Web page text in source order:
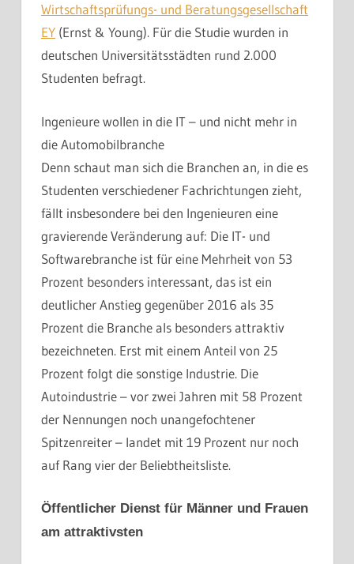
Wirtschaftsprüfungs- und Beratungsgesellschaft
EY (Ernst & Young). Für die Studie wurden in
deutschen Universitätsstädten rund 2.000
Studenten befragt.
Ingenieure wollen in die IT – und nicht mehr in
die Automobilbranche
Denn schaut man sich die Branchen an, in die es
Studenten verschiedener Fachrichtungen zieht,
fällt insbesondere bei den Ingenieuren eine
gravierende Veränderung auf: Die IT- und
Softwarebranche ist für eine Mehrheit von 53
Prozent besonders interessant, das ist ein
deutlicher Anstieg gegenüber 2016 als 35
Prozent die Branche als besonders attraktiv
bezeichneten. Erst mit einem Anteil von 25
Prozent folgt die sonstige Industrie. Die
Autoindustrie – vor zwei Jahren mit 58 Prozent
der Nennungen noch unangefochtener
Spitzenreiter – landet mit 19 Prozent nur noch
auf Rang vier der Beliebtheitsliste.
Öffentlicher Dienst für Männer und Frauen
am attraktivsten